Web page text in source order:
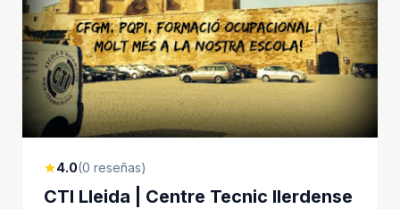
star4.0(0 reseñas)
CTI Lleida | Centre Tecnic Ilerdense